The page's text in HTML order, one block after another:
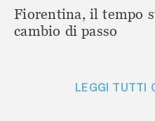
Fiorentina, il tempo
cambio di passo
LEGGI TUTTI